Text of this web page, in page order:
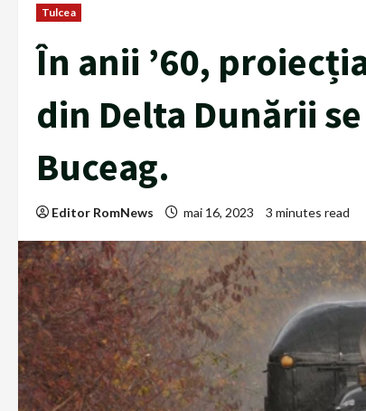
Tulcea
În anii ’60,
din Delta Dunării
Buceag.
Editor RomNews mai 16, 2023 3 minutes read